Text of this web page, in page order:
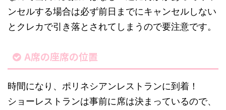
ンセルする場合は必ず前日までにキャンセルしない
とクレカで引き落とされてしまうので要注意です。
A席の座席の位置
時間になり、ポリネシアンレストランに到着！
ショーレストランは事前に席は決まっているので、